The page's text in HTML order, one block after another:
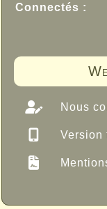
Connectés :
Nous
Version